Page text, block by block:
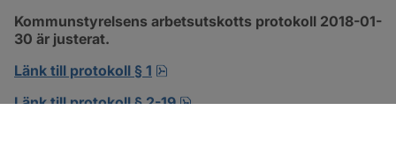
Kommunstyrelsens arbetsutskotts protokoll 2018-01-
30 är justerat.
Länk till protokoll § 1
Länk till protokoll § 2-19
pdf, 302.8 kB, öppnas i nytt